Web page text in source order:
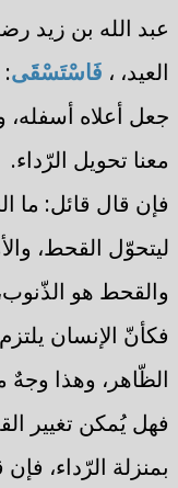
عبد الله بن زيد
العيد، ، فَاسْتَسْقَى
جعل أعلاه
معنا تحويل الرّداء.
فإن قال قائل: ما
ليتحوّل القحط،
والقحط هو
فكأنّ الإنسان
الظّاهر، وهذا
فهل يُمكن تغيير
بمنزلة الرّداء،